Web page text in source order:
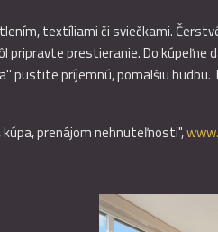
textíliami či sviečkami.
pripravte prestieranie. Do
pustite príjemnú, pomalšiu
kúpa, prenájom nehnuteľnosti",